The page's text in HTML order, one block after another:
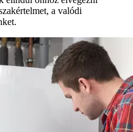
a valódi